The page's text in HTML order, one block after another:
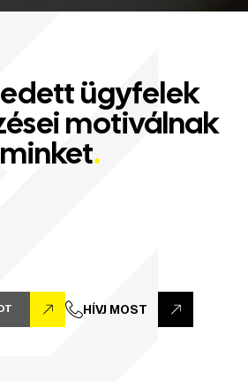
ügyfelek
motiválnak
minket.
HÍVJ MOST